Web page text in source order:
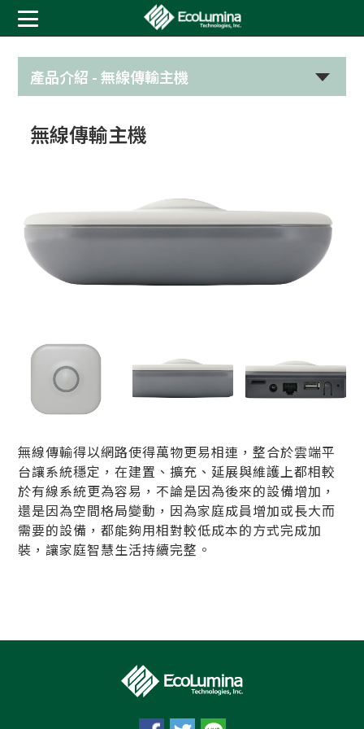
產品介紹 -無線傳輸主機
無線傳輸主機
無線傳輸得以網路使得萬物更易相連，整合於雲端平
台讓系統穩定，在建置、擴充、延展與維護上都相較
於有線系統更為容易，不論是因為後來的設備增加，
還是因為空間格局變動，因為家庭成員增加或長大而
需要的設備，都能夠用相對較低成本的方式完成加
裝，讓家庭智慧生活持續完整。